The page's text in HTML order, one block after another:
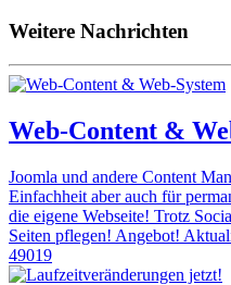
Weitere Nachrichten
Web-Content &
Joomla und andere Content
Einfachheit aber auch für
die eigene Webseite! Trotz
Seiten pflegen! Angebot!
49019